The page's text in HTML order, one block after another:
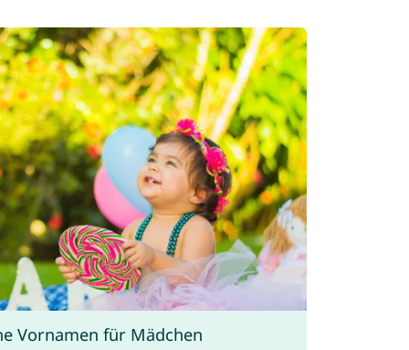
Vornamen für Mädchen